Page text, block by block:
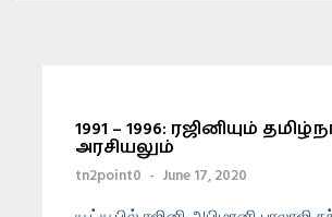
1991 – 1996: ரஜினியும்
அரசியலும்
tn2point0 - June 17, 2020